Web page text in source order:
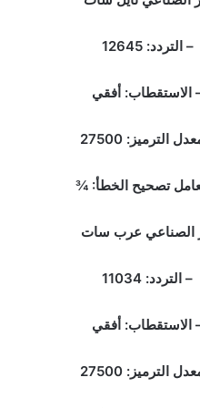
– التردد: 12645
أفقي
الترميز: 27500
تصحيح الخطأ: ¾
الصناعي عرب سات
– التردد: 11034
أفقي
الترميز: 27500